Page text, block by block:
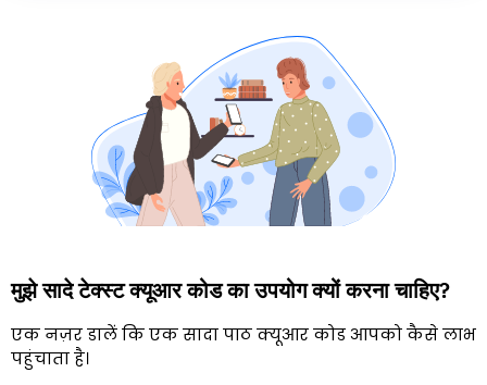
मुझे सादे टेक्स्ट क्यूआर कोड का उपयोग क्यों करना चाहिए?
एक नज़र डालें कि एक सादा पाठ क्यूआर कोड आपको कैसे लाभ
पहुंचाता है।